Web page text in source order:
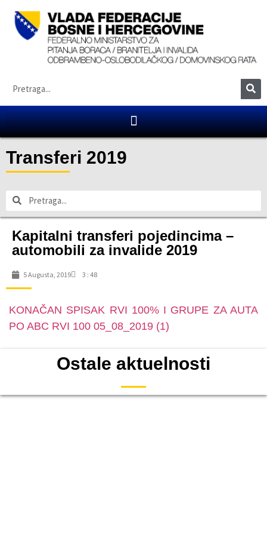
Transferi 2019
Kapitalni transferi pojedincima –
automobili za invalide 2019
5 Augusta, 2019 3 : 48
KONAČAN SPISAK RVI 100% I GRUPE ZA AUTA
PO ABC RVI 100 05_08_2019 (1)
Ostale aktuelnosti